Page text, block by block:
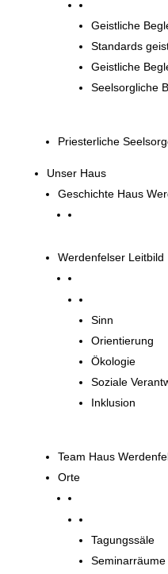
Geistliche
Standards
Geistliche
Seelsorgliche
Priesterliche
Unser Haus
Geschichte Haus
Werdenfelser Leitbild
Sinn
Orientierung
Ökologie
Soziale
Inklusion
Team Haus
Orte
Tagungssäle
Seminarräume